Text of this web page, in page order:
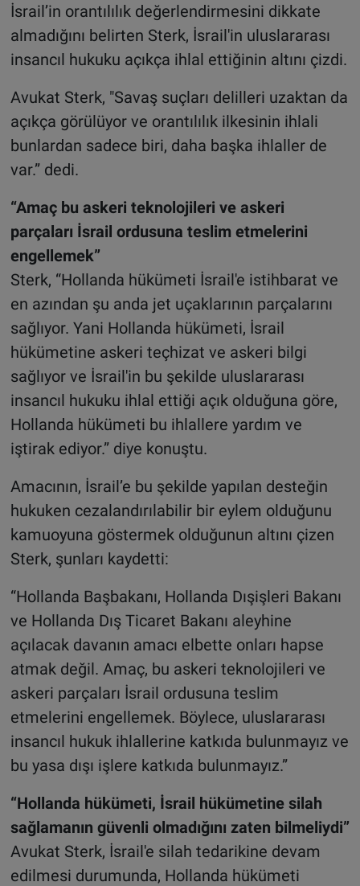
İsrail’in orantılılık değerlendirmesini dikkate
almadığını belirten Sterk, İsrail'in uluslararası
insancıl hukuku açıkça ihlal ettiğinin altını çizdi.
Avukat Sterk, "Savaş suçları delilleri uzaktan da
açıkça görülüyor ve orantılılık ilkesinin ihlali
bunlardan sadece biri, daha başka ihlaller de
var.” dedi.
“Amaç bu askeri teknolojileri ve askeri
parçaları İsrail ordusuna teslim etmelerini
engellemek”
Sterk, “Hollanda hükümeti İsrail'e istihbarat ve
en azından şu anda jet uçaklarının parçalarını
sağlıyor. Yani Hollanda hükümeti, İsrail
hükümetine askeri teçhizat ve askeri bilgi
sağlıyor ve İsrail'in bu şekilde uluslararası
insancıl hukuku ihlal ettiği açık olduğuna göre,
Hollanda hükümeti bu ihlallere yardım ve
iştirak ediyor.” diye konuştu.
Amacının, İsrail’e bu şekilde yapılan desteğin
hukuken cezalandırılabilir bir eylem olduğunu
kamuoyuna göstermek olduğunun altını çizen
Sterk, şunları kaydetti:
“Hollanda Başbakanı, Hollanda Dışişleri Bakanı
ve Hollanda Dış Ticaret Bakanı aleyhine
açılacak davanın amacı elbette onları hapse
atmak değil. Amaç, bu askeri teknolojileri ve
askeri parçaları İsrail ordusuna teslim
etmelerini engellemek. Böylece, uluslararası
insancıl hukuk ihlallerine katkıda bulunmayız ve
bu yasa dışı işlere katkıda bulunmayız.”
“Hollanda hükümeti, İsrail hükümetine silah
sağlamanın güvenli olmadığını zaten bilmeliydi”
Avukat Sterk, İsrail'e silah tedarikine devam
edilmesi durumunda, Hollanda hükümeti